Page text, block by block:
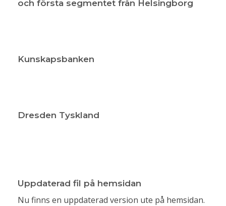
och första segmentet från Helsingborg
Kunskapsbanken
Dresden Tyskland
Uppdaterad fil på hemsidan
Nu finns en uppdaterad version ute på hemsidan.